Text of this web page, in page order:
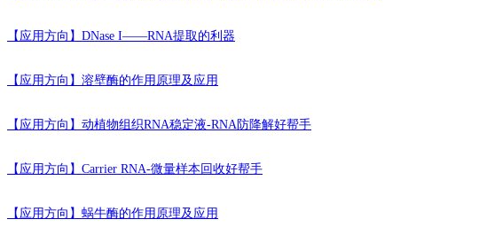
【应用方向】 DNase I——RNA提取的利器
【应用方向】 溶壁酶的作用原理及应用
【应用方向】 动植物组织RNA稳定液-RNA防降解好帮手
【应用方向】 Carrier RNA-微量样本回收好帮手
【应用方向】 蜗牛酶的作用原理及应用